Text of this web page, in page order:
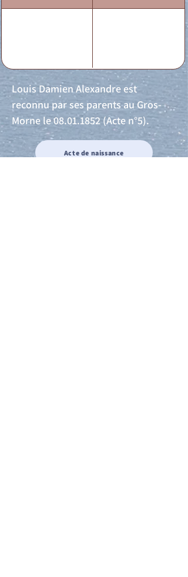
Louis Damien Alexandre est
reconnu par ses parents au Gros-
Morne le08.01.1852(Acte n°5).
Acte de naissance